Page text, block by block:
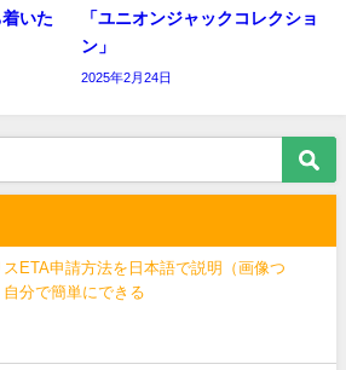
いた
「ユニオンジャックコレクショ
ン」
2025年2月24日
スETA申請方法を日本語で説明（画像つ
自分で簡単にできる